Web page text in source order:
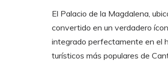
El Palacio de la Magdalena,
convertido en un verdadero
integrado perfectamente en el
turísticos más populares de